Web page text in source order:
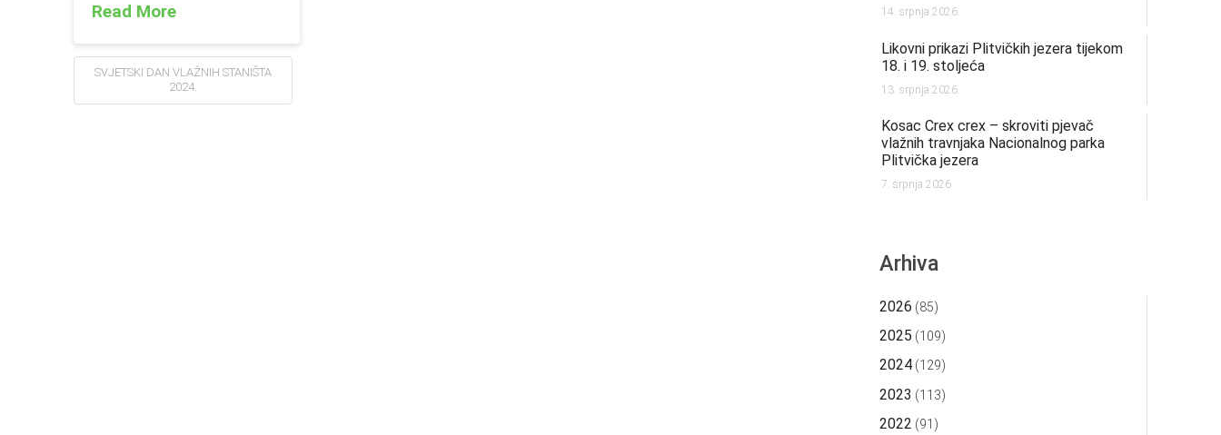
Read More
SVJETSKI DAN VLAŽNIH STANIŠTA
2024.
14. srpnja 2026.
Likovni prikazi Plitvičkih jezera tijekom
18. i 19. stoljeća
13. srpnja 2026.
Kosac Crex crex – skroviti pjevač
vlažnih travnjaka Nacionalnog parka
Plitvička jezera
7. srpnja 2026.
Arhiva
2026 (85)
2025 (109)
2024 (129)
2023 (113)
2022 (91)